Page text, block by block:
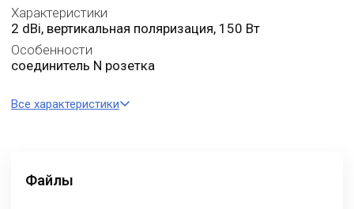
Характеристики
2 dBi, вертикальная поляризация, 150 Вт
Особенности
соединитель N розетка
Все характеристики
Файлы